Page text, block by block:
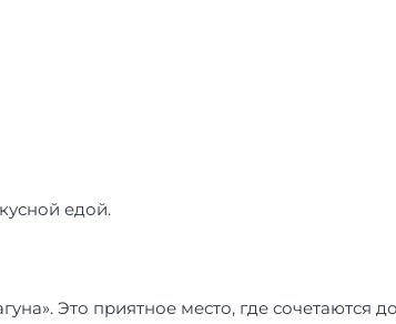
едой.
Это приятное место, где сочетаются